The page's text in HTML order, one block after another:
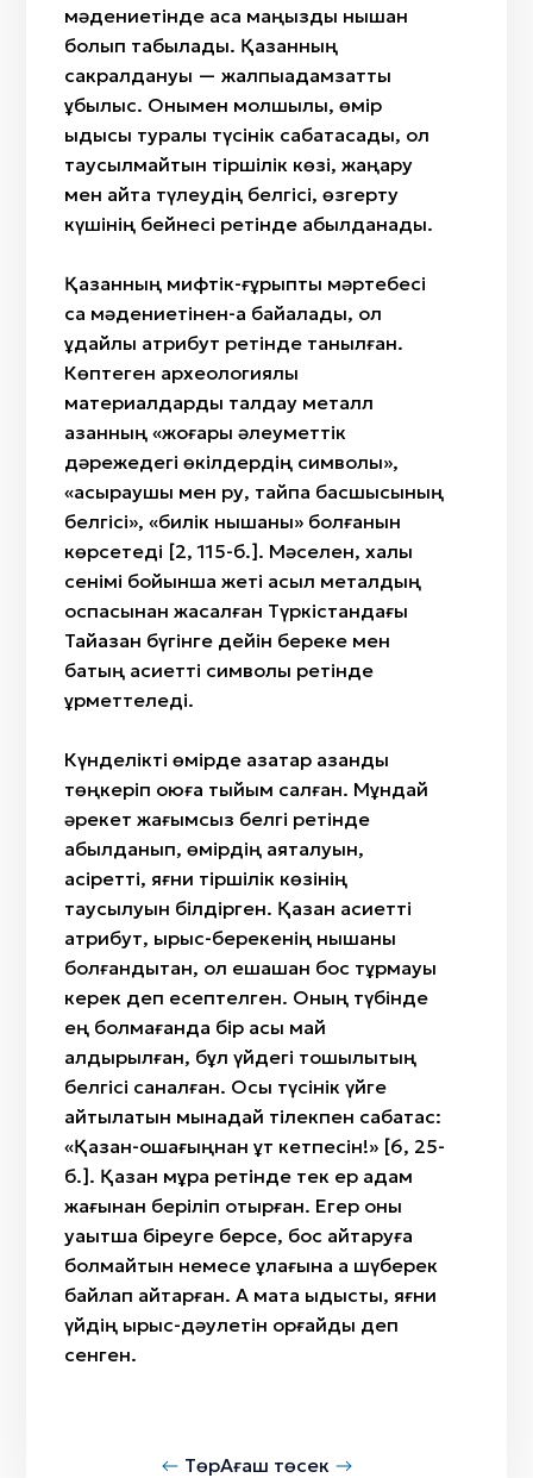
мәдениетінде аса маңызды нышан
болып табылады. Қазанның
сакралдануы — жалпыадамзаттық
құбылыс. Онымен молшылық, өмір
ыдысы туралы түсінік сабақтасады, ол
таусылмайтын тіршілік көзі, жаңару
мен қайта түлеудің белгісі, өзгерту
күшінің бейнесі ретінде қабылданады.
Қазанның мифтік-ғұрыптық мәртебесі
сақ мәдениетінен-ақ байқалады, ол
құдайлық атрибут ретінде танылған.
Көптеген археологиялық
материалдарды талдау металл
қазанның «жоғары әлеуметтік
дәрежедегі өкілдердің символы»,
«асыраушы мен ру, тайпа басшысының
белгісі», «билік нышаны» болғанын
көрсетеді [2, 115-б.]. Мәселен, халық
сенімі бойынша жеті асыл металдың
қоспасынан жасалған Түркістандағы
Тайқазан бүгінге дейін береке мен
бақтың қасиетті символы ретінде
құрметтеледі.
Күнделікті өмірде қазақтар қазанды
төңкеріп қоюға тыйым салған. Мұндай
әрекет жағымсыз белгі ретінде
қабылданып, өмірдің аяқталуын,
қасіретті, яғни тіршілік көзінің
таусылуын білдірген. Қазан қасиетті
атрибут, ырыс-берекенің нышаны
болғандықтан, ол ешқашан бос тұрмауы
керек деп есептелген. Оның түбінде
ең болмағанда бір қасық май
қалдырылған, бұл үйдегі тоқшылықтың
белгісі саналған. Осы түсінік үйге
айтылатын мынадай тілекпен сабақтас:
«Қазан-ошағыңнан құт кетпесін!» [6, 25-
б.]. Қазан мұра ретінде тек ер адам
жағынан беріліп отырған. Егер оны
уақытша біреуге берсе, бос қайтаруға
болмайтын немесе құлағына ақ шүберек
байлап қайтарған. Ақ мата ыдысты, яғни
үйдің ырыс-дәулетін қорғайды деп
сенген.
ТөрАғаш төсек